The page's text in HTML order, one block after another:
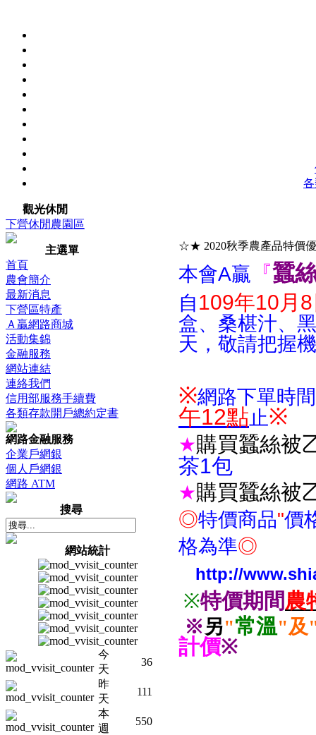
觀光休閒
下營休閒農園區
主選單
首頁
農會簡介
最新消息
下營區特產
Ａ贏網路商城
活動集錦
金融服務
網站連結
連絡我們
信用部服務手續費
各類存款開戶總約定書
網路金融服務
企業戶網銀
個人戶網銀
網路 ATM
搜尋
網站統計
今
天
36
昨
天
111
本
週
550
☆★ 2020秋季農產品特價
本會A贏 『蠶
自109年10月
盒、桑椹汁、
天，敬請把握
※網路下單時
午12點止※
★購買蠶絲被
茶1包
★購買蠶絲被
◎特價商品"價
格為準◎
http://
※特價期間農
※另"常溫"及
計價※